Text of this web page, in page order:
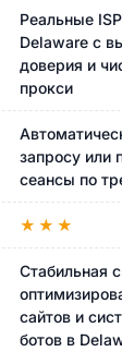
Реальные
Delaware с
доверия и
прокси
запросу или
сеансы по
★★★
Стабильная
сайтов и
ботов в